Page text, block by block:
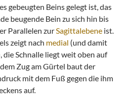
gebeugten Beins gelegt ist, das
beugende Bein zu sich hin bis
Parallelen zur Sagittalebene ist.
zeigt nach medial (und damit
Schnalle liegt weit oben auf
Zug am Gürtel baut der
mit dem Fuß gegen die ihm
auf.